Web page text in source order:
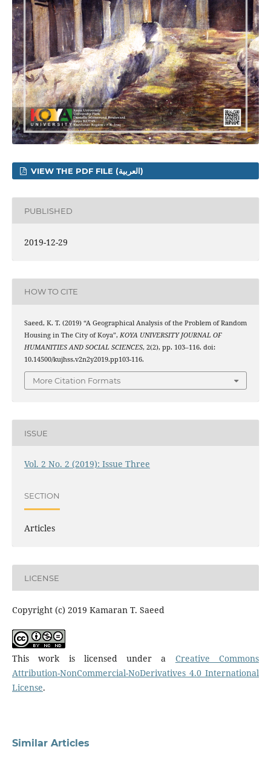
VIEW THE PDF FILE (العربية)
PUBLISHED
2019-12-29
HOW TO CITE
Saeed, K. T. (2019) “A Geographical Analysis of the Problem of Random
Housing in The City of Koya”, KOYA UNIVERSITY JOURNAL OF
HUMANITIES AND SOCIAL SCIENCES, 2(2), pp. 103–116. doi:
10.14500/kujhss.v2n2y2019.pp103-116.
More Citation Formats
ISSUE
Vol. 2 No. 2 (2019): Issue Three
SECTION
Articles
LICENSE
Copyright (c) 2019 Kamaran T. Saeed
This work is licensed under a Creative Commons
Attribution-NonCommercial-NoDerivatives 4.0 International
License.
Similar Articles